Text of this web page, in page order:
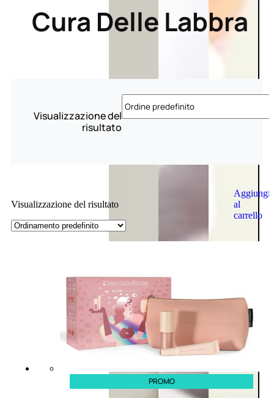
Aggiungi
al
carrello
Cura Delle Labbra
Visualizzazione del
risultato
Visualizzazione del risultato
PROMO